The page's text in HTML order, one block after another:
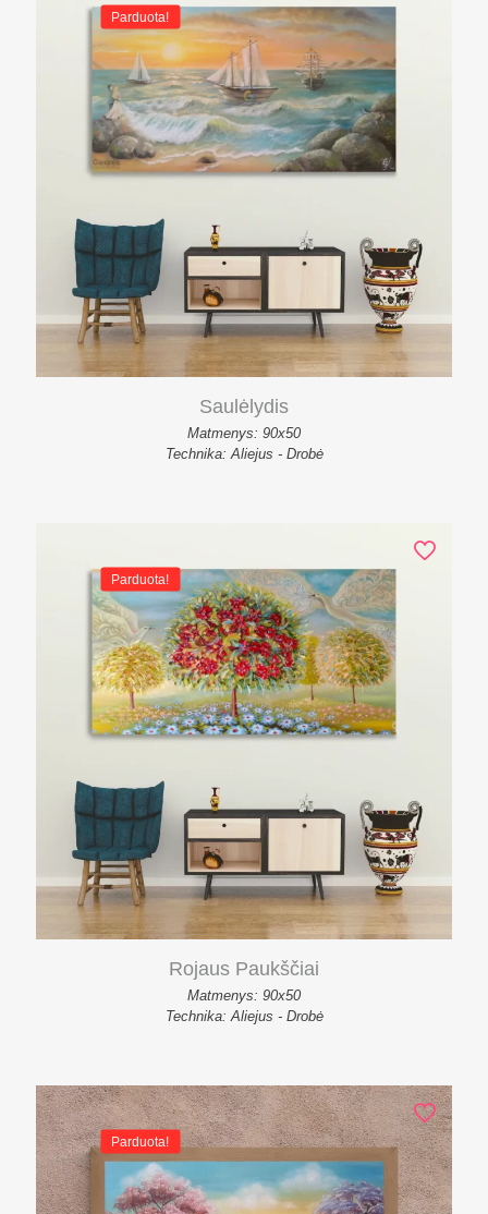
Parduota!
Saulėlydis
Matmenys: 90x50
Technika: Aliejus - Drobė
Parduota!
Rojaus Paukščiai
Matmenys: 90x50
Technika: Aliejus - Drobė
Parduota!